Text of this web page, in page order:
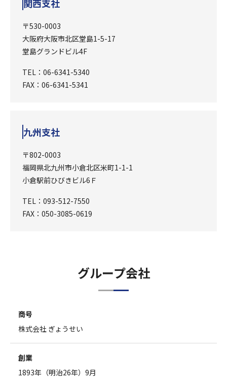
関西支社
〒530-0003
大阪府大阪市北区堂島1-5-17
堂島グランドビル4F
TEL：06-6341-5340
FAX：06-6341-5341
九州支社
〒802-0003
福岡県北九州市小倉北区米町1-1-1
小倉駅前ひびきビル6Ｆ
TEL：093-512-7550
FAX：050-3085-0619
グループ会社
商号
株式会社 ぎょうせい
創業
1893年（明治26年）9月